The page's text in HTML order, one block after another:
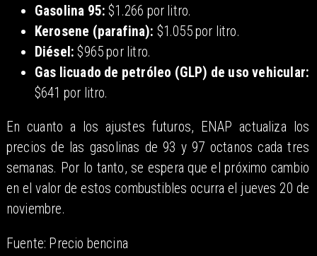
Gasolina 95: $1.266 por litro.
Kerosene (parafina): $1.055 por litro.
Diésel: $965 por litro.
Gas licuado de petróleo (GLP) de uso vehicular:
$641 por litro.
En cuanto a los ajustes futuros, ENAP actualiza los
precios de las gasolinas de 93 y 97 octanos cada tres
semanas. Por lo tanto, se espera que el próximo cambio
en el valor de estos combustibles ocurra el jueves 20 de
noviembre.
Fuente: Precio bencina